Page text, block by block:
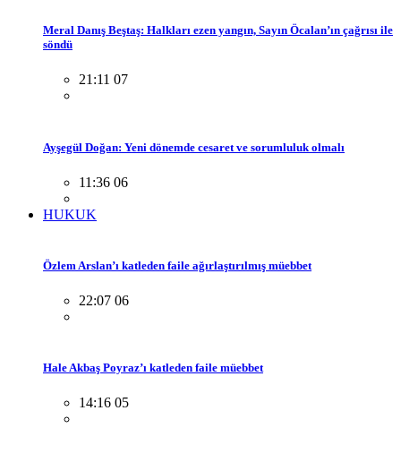
Meral Danış Beştaş: Halkları ezen yangın, Sayın Öcalan’ın çağrısı ile
söndü
21:11 07
Ayşegül Doğan: Yeni dönemde cesaret ve sorumluluk olmalı
11:36 06
HUKUK
Özlem Arslan’ı katleden faile ağırlaştırılmış müebbet
22:07 06
Hale Akbaş Poyraz’ı katleden faile müebbet
14:16 05